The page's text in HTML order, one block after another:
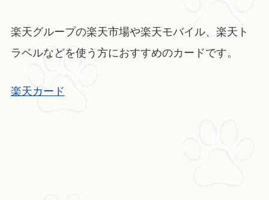
楽天グループの楽天市場や楽天モバイル、楽天ト
ラベルなどを使う方におすすめのカードです。
楽天カード